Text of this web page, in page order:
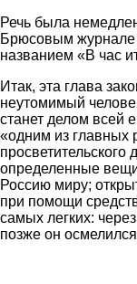
Речь была
Брюсовым журнале
названием «В час
Итак, эта глава
неутомимый
станет делом всей
«одним из главных
определенные
Россию миру;
при помощи
самых легких:
позже он